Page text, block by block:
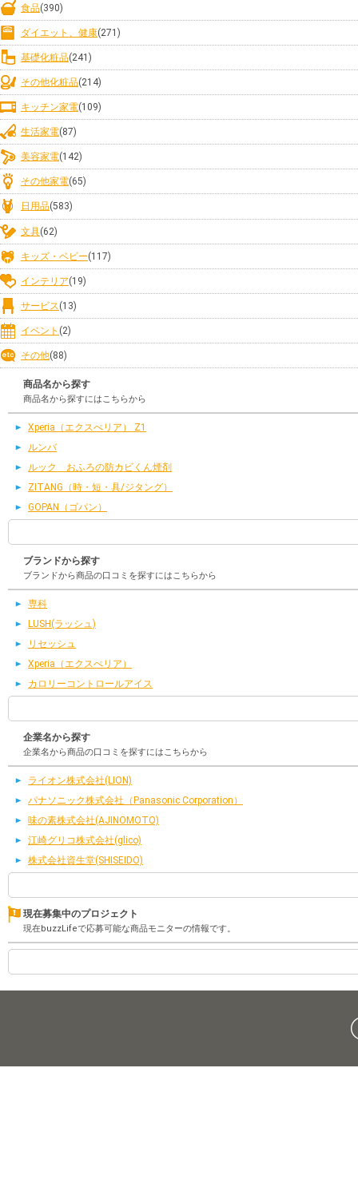
食品(390)
ダイエット、健康(271)
基礎化粧品(241)
その他化粧品(214)
キッチン家電(109)
生活家電(87)
美容家電(142)
その他家電(65)
日用品(583)
文具(62)
キッズ・ベビー(117)
インテリア(19)
サービス (13)
イベント (2)
その他(88)
商品名から探す
商品名から探すにはこちらから
Xperia（エクスぺリア） Z1
ルンバ
ルック おふろの防カビくん煙剤
ZITANG（時・短・具/ジタング）
GOPAN（ゴパン）
ブランドから探す
ブランドから商品の口コミを探すにはこちらから
専科
LUSH(ラッシュ)
リセッシュ
Xperia（エクスぺリア）
カロリーコントロールアイス
企業名から探す
企業名から商品の口コミを探すにはこちらから
ライオン株式会社(LION)
パナソニック株式会社（Panasonic Corporation）
味の素株式会社(AJINOMOTO)
江崎グリコ株式会社(glico)
株式会社資生堂(SHISEIDO)
現在募集中のプロジェクト
現在buzzLifeで応募可能な商品モニターの情報です。